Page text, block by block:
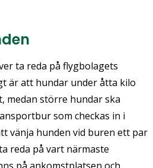
ta reda på flygbolagets
är att hundar under åtta kilo
medan större hundar ska
som checkas in i
vänja hunden vid buren ett par
reda på vart närmaste